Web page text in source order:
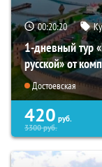
00:20:19
1-дневный тур
русской» от
Достоевская
420 руб.
3300руб.